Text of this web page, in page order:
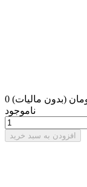
(بدون مالیات)
ناموجود
افزودن به سبد خرید